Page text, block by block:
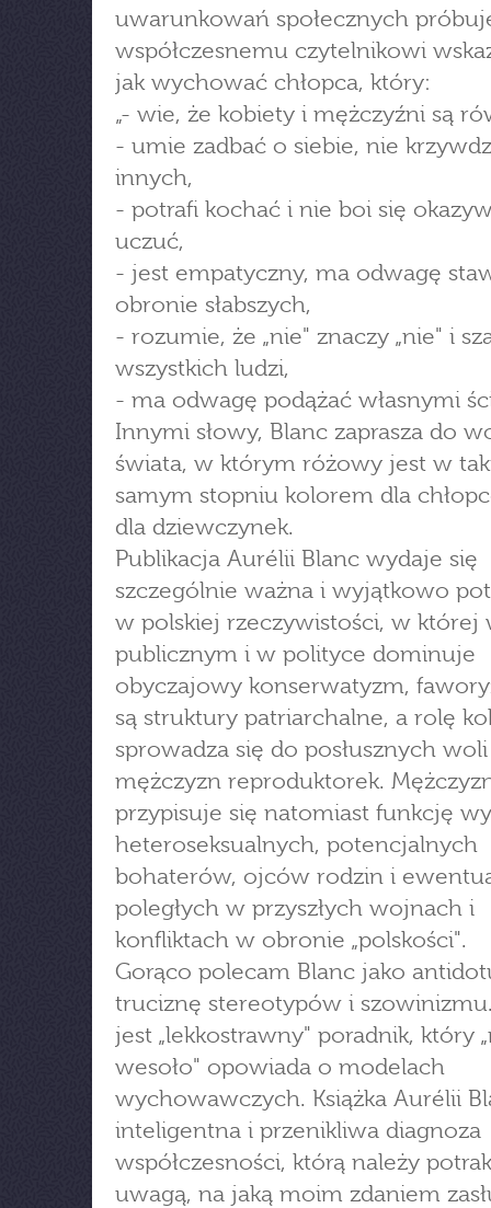
uwarunkowań społecznych
współczesnemu czytelnikowi
jak wychować chłopca, który:
„- wie, że kobiety i mężczyźni są
- umie zadbać o siebie, nie
innych,
- potrafi kochać i nie boi się
uczuć,
- jest empatyczny, ma odwagę
obronie słabszych,
- rozumie, że „nie" znaczy „nie" i
wszystkich ludzi,
- ma odwagę podążać własnymi
Innymi słowy, Blanc zaprasza do
świata, w którym różowy jest w
samym stopniu kolorem dla
dla dziewczynek.
Publikacja Aurélii Blanc wydaje się
szczególnie ważna i wyjątkowo
w polskiej rzeczywistości, w której
publicznym i w polityce dominuje
obyczajowy konserwatyzm,
są struktury patriarchalne, a rolę
sprowadza się do posłusznych woli
mężczyzn reproduktorek.
przypisuje się natomiast funkcję
heteroseksualnych, potencjalnych
bohaterów, ojców rodzin i
poległych w przyszłych wojnach i
konfliktach w obronie „polskości".
Gorąco polecam Blanc jako
truciznę stereotypów i
jest „lekkostrawny" poradnik, który
wesoło" opowiada o modelach
wychowawczych. Książka Aurélii
inteligentna i przenikliwa diagnoza
współczesności, którą należy
uwagą, na jaką moim zdaniem